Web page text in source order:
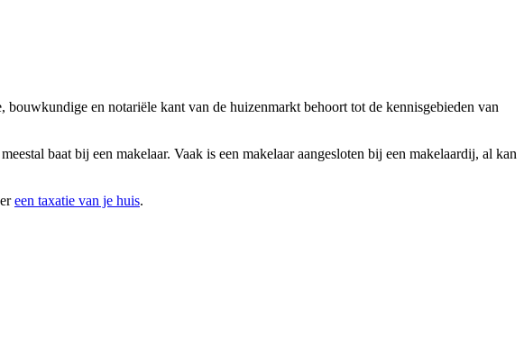
en notariële kant van de huizenmarkt behoort tot de kennisgebieden van
baat bij een makelaar. Vaak is een makelaar aangesloten bij een makelaardij, al kan
een taxatie van je huis.